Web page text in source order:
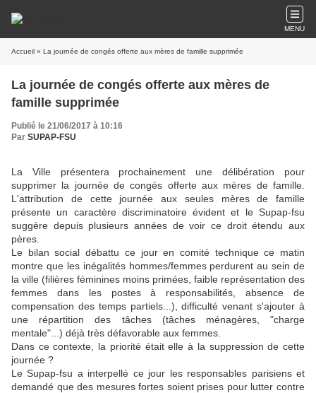
MENU
Accueil » La journée de congés offerte aux mères de famille supprimée
La journée de congés offerte aux mères de
famille supprimée
Publié le 21/06/2017 à 10:16
Par SUPAP-FSU
La Ville présentera prochainement une délibération pour
supprimer la journée de congés offerte aux mères de famille.
L'attribution de cette journée aux seules mères de famille
présente un caractère discriminatoire évident et le Supap-fsu
suggère depuis plusieurs années de voir ce droit étendu aux
pères.
Le bilan social débattu ce jour en comité technique ce matin
montre que les inégalités hommes/femmes perdurent au sein de
la ville (filières féminines moins primées, faible représentation des
femmes dans les postes à responsabilités, absence de
compensation des temps partiels...), difficulté venant s'ajouter à
une répartition des tâches (tâches ménagères, "charge
mentale"...) déjà très défavorable aux femmes.
Dans ce contexte, la priorité était elle à la suppression de cette
journée ?
Le Supap-fsu a interpellé ce jour les responsables parisiens et
demandé que des mesures fortes soient prises pour lutter contre